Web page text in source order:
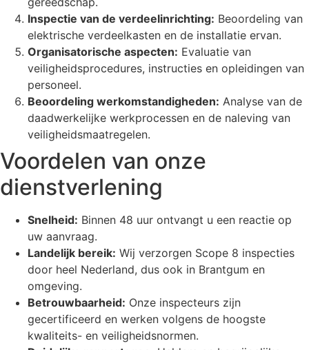
Inspectie van de verdeelinrichting: Beoordeling van
elektrische verdeelkasten en de installatie ervan.
Organisatorische aspecten: Evaluatie van
veiligheidsprocedures, instructies en opleidingen van
personeel.
Beoordeling werkomstandigheden: Analyse van de
daadwerkelijke werkprocessen en de naleving van
veiligheidsmaatregelen.
Voordelen van onze
dienstverlening
Snelheid: Binnen 48 uur ontvangt u een reactie op
uw aanvraag.
Landelijk bereik: Wij verzorgen Scope 8 inspecties
door heel Nederland, dus ook in Brantgum en
omgeving.
Betrouwbaarheid: Onze inspecteurs zijn
gecertificeerd en werken volgens de hoogste
kwaliteits- en veiligheidsnormen.